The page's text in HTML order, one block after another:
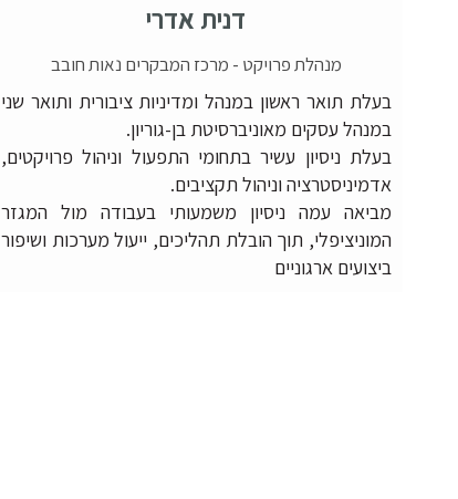
דנית אדרי
מנהלת פרויקט - מרכז המבקרים נאות חובב
בעלת תואר ראשון במנהל ומדיניות ציבורית ותואר שני
במנהל עסקים מאוניברסיטת בן-גוריון.
בעלת ניסיון עשיר בתחומי התפעול וניהול פרויקטים,
אדמיניסטרציה וניהול תקציבים.
מביאה עמה ניסיון משמעותי בעבודה מול המגזר
המוניציפלי, תוך הובלת תהליכים, ייעול מערכות ושיפור
ביצועים ארגוניים